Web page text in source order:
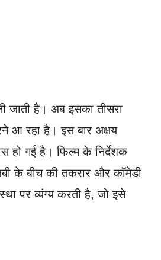
जाती है। अब इसका तीसरा
आ रहा है। इस बार अक्षय
हो गई है। फिल्म के निर्देशक
के बीच की तकरार और कॉमेडी
पर व्यंग्य करती है, जो इसे